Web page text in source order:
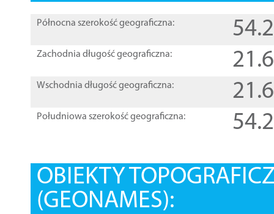
Północna szerokość geograficzna:
Zachodnia długość geograficzna:
Wschodnia długość geograficzna:
Południowa szerokość geograficzna:
OBIEKTY
(GEONAMES):